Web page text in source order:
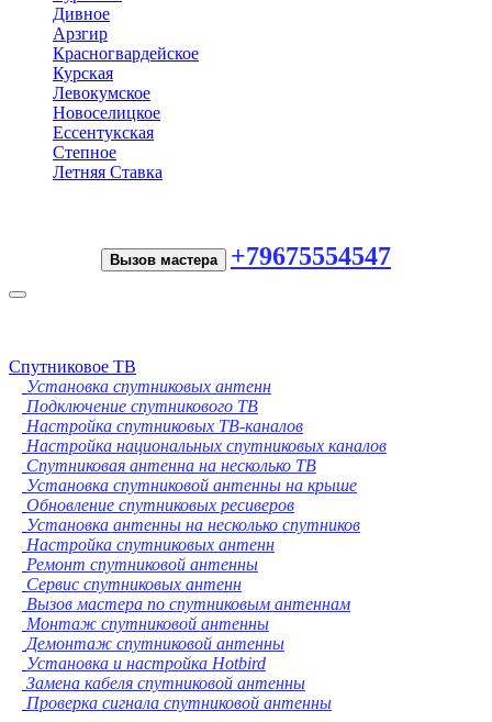
Дивное
Арзгир
Красногвардейское
Курская
Левокумское
Новоселицкое
Ессентукская
Степное
Летняя Ставка
Вызов мастера +79675554547
Toggle
Спутниковое ТВ
Установка спутниковых антенн
Подключение спутникового ТВ
Настройка спутниковых ТВ-каналов
Настройка национальных спутниковых каналов
Спутниковая антенна на несколько ТВ
Установка спутниковой антенны на крыше
Обновление спутниковых ресиверов
Установка антенны на несколько спутников
Настройка спутниковых антенн
Ремонт спутниковой антенны
Сервис спутниковых антенн
Вызов мастера по спутниковым антеннам
Монтаж спутниковой антенны
Демонтаж спутниковой антенны
Установка и настройка Hotbird
Замена кабеля спутниковой антенны
Проверка сигнала спутниковой антенны